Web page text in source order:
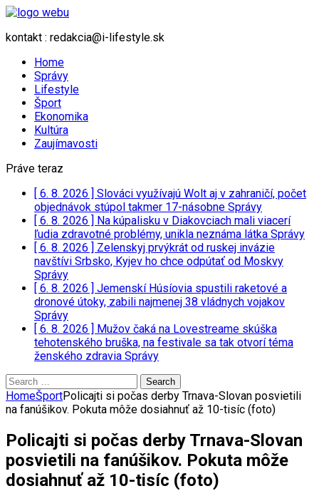
kontakt : redakcia@i-lifestyle.sk
Home
Správy
Lifestyle
Šport
Ekonomika
Kultúra
Zaujímavosti
Práve teraz
[ 6. 8. 2026 ] Slováci využívajú Wolt aj v zahraničí, počet
objednávok stúpol takmer 17-násobne Správy
[ 6. 8. 2026 ] Na kúpalisku v Diakovciach mali viacerí
ľudia zdravotné problémy, unikla neznáma látka Správy
[ 6. 8. 2026 ] Zelenskyj prvýkrát od ruskej invázie
navštívi Srbsko, Kyjev ho chce odpútať od Moskvy
Správy
[ 6. 8. 2026 ] Jemenskí Húsíovia spustili raketové a
dronové útoky, zabili najmenej 38 vládnych vojakov
Správy
[ 6. 8. 2026 ] Mužov čaká na Lovestreame skúška
tehotenského bruška, na festivale sa tak otvorí téma
ženského zdravia Správy
Search
for:
HomeŠportPolicajti si počas derby Trnava-Slovan posvietili
na fanúšikov. Pokuta môže dosiahnuť až 10-tisíc (foto)
Policajti si počas derby Trnava-Slovan
posvietili na fanúšikov. Pokuta môže
dosiahnuť až 10-tisíc (foto)